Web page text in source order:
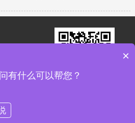
×
有什么可以帮您？